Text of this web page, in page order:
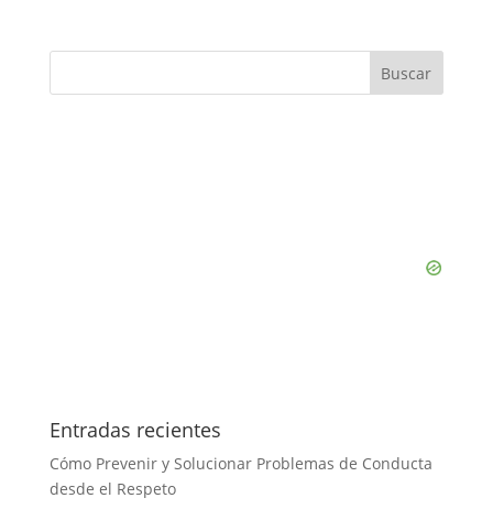
Entradas recientes
Cómo Prevenir y Solucionar Problemas de Conducta
desde el Respeto